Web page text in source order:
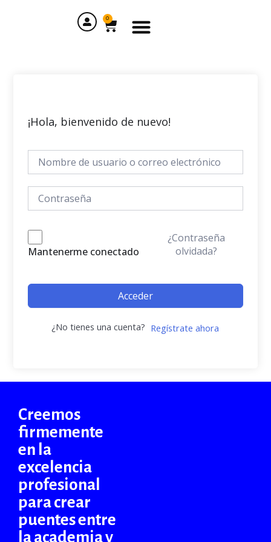
Menu
0 Cart
¡Hola, bienvenido de nuevo!
Mantenerme conectado
¿Contraseña
olvidada?
Acceder
¿No tienes una cuenta? Regístrate ahora
Creemos
firmemente
en la
excelencia
profesional
para crear
puentes entre
la academia y